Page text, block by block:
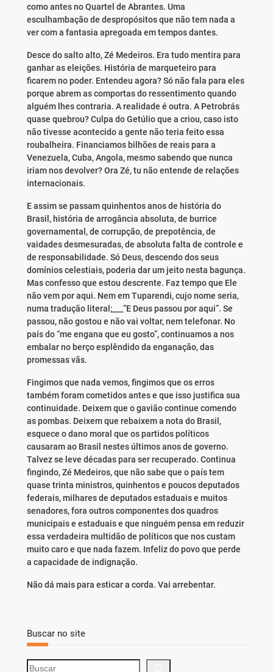
como antes no Quartel de Abrantes. Uma
esculhambação de despropósitos que não tem nada a
ver com a fantasia apregoada em tempos dantes.
Desce do salto alto, Zé Medeiros. Era tudo mentira para
ganhar as eleições. História de marqueteiro para
ficarem no poder. Entendeu agora? Só não fala para eles
porque abrem as comportas do ressentimento quando
alguém lhes contraria. A realidade é outra. A Petrobrás
quase quebrou? Culpa do Getúlio que a criou, caso isto
não tivesse acontecido a gente não teria feito essa
roubalheira. Financiamos bilhões de reais para a
Venezuela, Cuba, Angola, mesmo sabendo que nunca
iriam nos devolver? Ora Zé, tu não entende de relações
internacionais.
E assim se passam quinhentos anos de história do
Brasil, história de arrogância absoluta, de burrice
governamental, de corrupção, de prepotência, de
vaidades desmesuradas, de absoluta falta de controle e
de responsabilidade. Só Deus, descendo dos seus
domínios celestiais, poderia dar um jeito nesta bagunça.
Mas confesso que estou descrente. Faz tempo que Ele
não vem por aqui. Nem em Tuparendi, cujo nome seria,
numa tradução literal;___”E Deus passou por aqui”. Se
passou, não gostou e não vai voltar, nem telefonar. No
país do “me engana que eu gosto”, continuamos a nos
embalar no berço esplêndido da enganação, das
promessas vãs.
Fingimos que nada vemos, fingimos que os erros
também foram cometidos antes e que isso justifica sua
continuidade. Deixem que o gavião continue comendo
as pombas. Deixem que rebaixem a nota do Brasil,
esquece o dano moral que os partidos políticos
causaram ao Brasil nestes últimos anos de governo.
Talvez se leve décadas para ser recuperado. Continua
fingindo, Zé Medeiros, que não sabe que o país tem
quase trinta ministros, quinhentos e poucos deputados
federais, milhares de deputados estaduais e muitos
senadores, fora outros componentes dos quadros
municipais e estaduais e que ninguém pensa em reduzir
essa verdadeira multidão de políticos que nos custam
muito caro e que nada fazem. Infeliz do povo que perde
a capacidade de indignação.
Não dá mais para esticar a corda. Vai arrebentar.
Buscar no site
S